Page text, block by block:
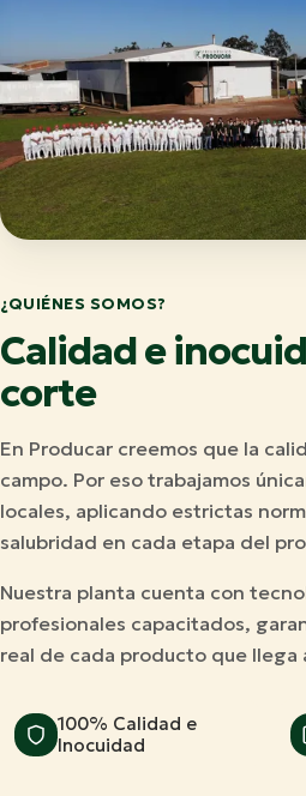
¿QUIÉNES SOMOS?
Calidad e
corte
En Producar creemos que la
campo. Por eso trabajamos
locales, aplicando estrictas
salubridad en cada etapa del
Nuestra planta cuenta con
profesionales capacitados,
real de cada producto que llega
100% Calidad e
Inocuidad